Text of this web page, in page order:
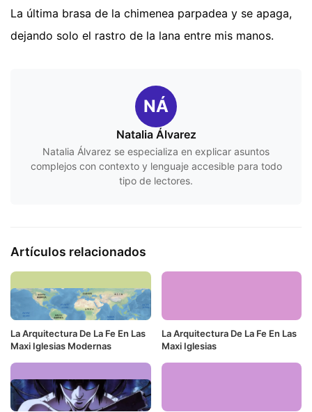
La última brasa de la chimenea parpadea y se apaga,
dejando solo el rastro de la lana entre mis manos.
NÁ
Natalia Álvarez
Natalia Álvarez se especializa en explicar asuntos
complejos con contexto y lenguaje accesible para todo
tipo de lectores.
Artículos relacionados
La Arquitectura De La Fe En Las
Maxi Iglesias Modernas
La Arquitectura De La Fe En Las
Maxi Iglesias